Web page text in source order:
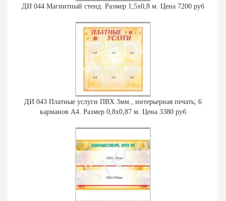
ДИ 044 Магнитный стенд. Размер 1,5х0,8 м. Цена 7200 руб
ДИ 043 Платные услуги ПВХ 3мм., интерьерная печать; 6
карманов А4. Размер 0,8х0,87 м. Цена 3380 руб